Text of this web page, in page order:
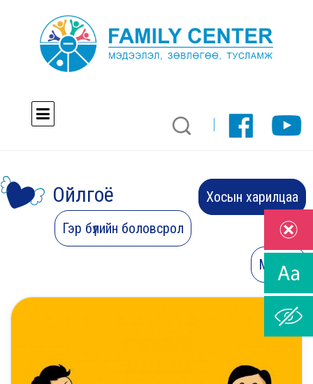
Ойлгоё
Хосын харилцаа
Гэр бүлийн боловсрол
Мэдээ